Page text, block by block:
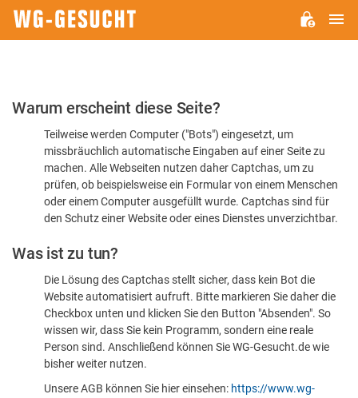
Bitte
dass
sind
Warum erscheint diese Seite?
Teilweise werden Computer ("Bots") eingesetzt, um
missbräuchlich automatische Eingaben auf einer Seite zu
machen. Alle Webseiten nutzen daher Captchas, um zu
prüfen, ob beispielsweise ein Formular von einem Menschen
oder einem Computer ausgefüllt wurde. Captchas sind für
den Schutz einer Website oder eines Dienstes unverzichtbar.
Was ist zu tun?
Die Lösung des Captchas stellt sicher, dass kein Bot die
Website automatisiert aufruft. Bitte markieren Sie daher die
Checkbox unten und klicken Sie den Button "Absenden". So
wissen wir, dass Sie kein Programm, sondern eine reale
Person sind. Anschließend können Sie WG-Gesucht.de wie
bisher weiter nutzen.
Unsere AGB können Sie hier einsehen: https://www.wg-